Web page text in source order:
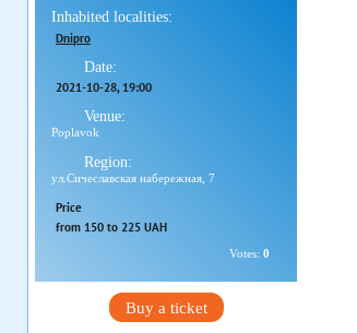
Inhabited localities:
Dnipro
Date:
2021-10-28, 19:00
Venue:
Poplavok
Region:
ул.Сичеславская набережная, 7
Price
from 150 to 225 UAH
Votes: 0
Buy a ticket